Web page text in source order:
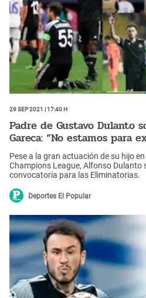
29 Sep 2021 | 17:40 h
Padre de Gustavo Dulanto
Gareca: “No estamos para
Pese a la gran actuación de su hijo
Champions League, Alfonso Dulanto
convocatoria para las Eliminatorias.
Deportes El Popular